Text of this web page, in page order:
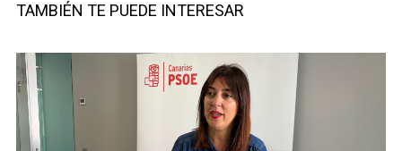
TAMBIÉN TE PUEDE INTERESAR